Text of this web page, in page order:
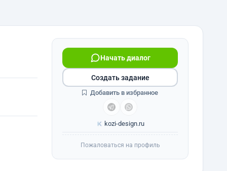
Начать диалог
kozi-design.ru
Создать задание
Добавить в избранное
Пожаловаться на профиль